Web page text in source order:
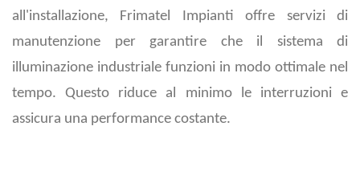
all'installazione, Frimatel Impianti offre servizi di
manutenzione per garantire che il sistema di
illuminazione industriale funzioni in modo ottimale nel
tempo. Questo riduce al minimo le interruzioni e
assicura una performance costante.